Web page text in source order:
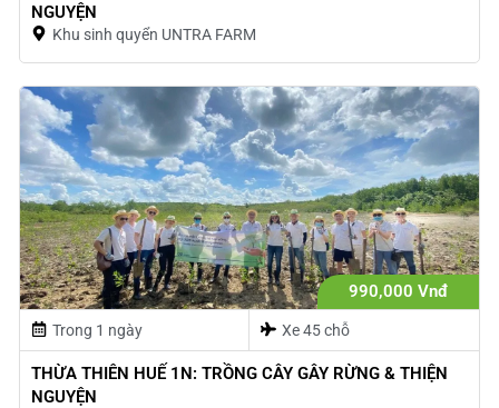
NGUYỆN
Khu sinh quyển UNTRA FARM
990,000 Vnđ
Trong 1 ngày Xe 45 chỗ
THỪA THIÊN HUẾ 1N: TRỒNG CÂY GÂY RỪNG & THIỆN
NGUYỆN